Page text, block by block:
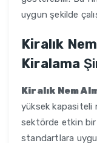
uygun şekilde
Kiralık
Kiralama
Kiralık Nem
yüksek kapasiteli
sektörde etkin bir
standartlara